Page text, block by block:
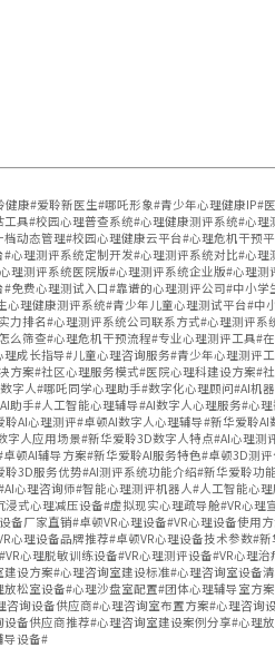
康#爱聆新医生#哪吒形象#青少年心理健康
具#校园心理普查系统#心理健康测评系统#心
动态管理#校园心理健康云平台#心理危机干
理测评系统定制开发#心理测评系统对比#心
理测评系统医院版#心理测评系统企业版#心理
免费心理测试入口#靠谱的心理测评公司#中小
理健康测评系统#青少年儿童心理测试平台#
排名#心理测评系统公司联系方式#心理测评
筛查#心理危机干预流程#专业心理测评工具
成长指导#儿童心理咨询服务#青少年心理测
案#社区心理服务模式#医院心理科建设方案
字人#哪吒同学心理助手#数字化心理顾问#AI
助手#人工智能心理辅导#AI数字人心理服务#
AI心理测评#卓顿AI数字人心理辅导#新华爱
人应用场景#新华爱聆3D数字人特点#AI心理
顿AI辅导方案#新华爱聆AI服务特色#卓顿3D
3D服务优势#AI测评系统功能介绍#新华爱聆
心理咨询师#智能心理测评机器人#人工智能
式心理减压设备#虚拟现实心理疏导舱#VR心
备厂家直销#卓顿VR心理设备#VR心理设备使
心理设备品牌推荐#卓顿VR心理设备技术参数#
心理脱敏训练设备#VR心理测评设备#VR心
设方案#心理咨询室建设标准#心理咨询室设
松室设备#心理沙盘室配置#团体心理辅导室
询设备供应商#心理咨询室布置方案#心理咨
备供应商推荐#心理咨询室建设案例分享#心
导设备#